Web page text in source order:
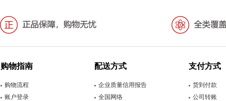
购物指南
购物流程
账户登录
配送方式
企业质量信用报告
全国网络
支付方式
货到付款
公司转账